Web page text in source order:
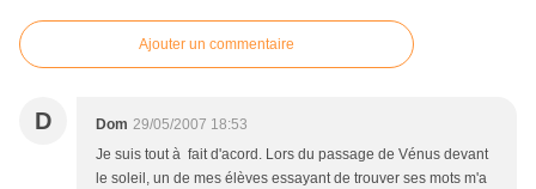
Ajouter un commentaire
D Dom 29/05/2007 18:53
Je suis tout à fait d'acord. Lors du passage de Vénus devant
le soleil, un de mes élèves essayant de trouver ses mots m'a